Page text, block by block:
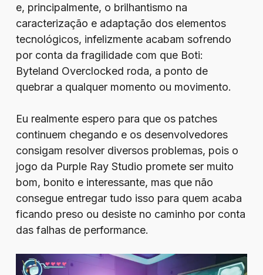
e, principalmente, o brilhantismo na
caracterização e adaptação dos elementos
tecnológicos, infelizmente acabam sofrendo
por conta da fragilidade com que Boti:
Byteland Overclocked roda, a ponto de
quebrar a qualquer momento ou movimento.
Eu realmente espero para que os patches
continuem chegando e os desenvolvedores
consigam resolver diversos problemas, pois o
jogo da Purple Ray Studio promete ser muito
bom, bonito e interessante, mas que não
consegue entregar tudo isso para quem acaba
ficando preso ou desiste no caminho por conta
das falhas de performance.